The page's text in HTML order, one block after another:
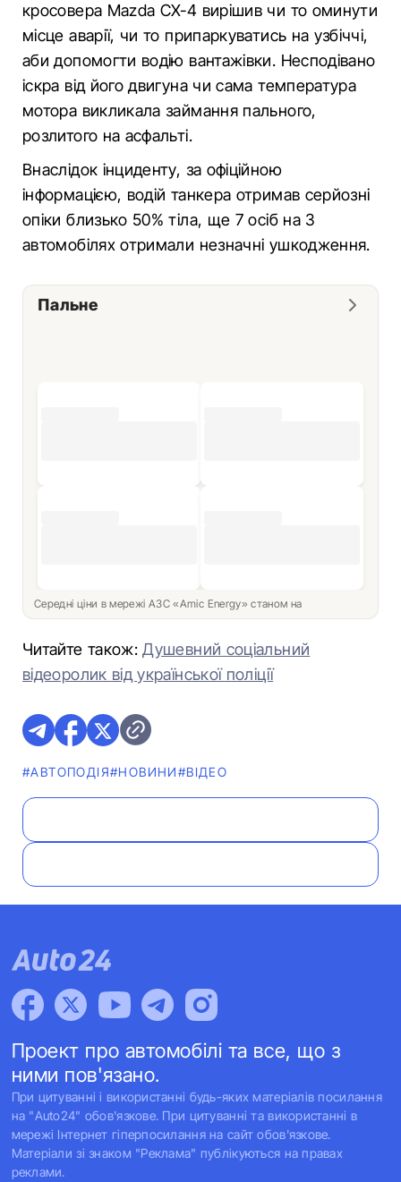
кросовера Mazda CX-4 вирішив чи то оминути
місце аварії, чи то припаркуватись на узбіччі,
аби допомогти водію вантажівки. Несподівано
іскра від його двигуна чи сама температура
мотора викликала займання пального,
розлитого на асфальті.
Внаслідок інциденту, за офіційною
інформацією, водій танкера отримав серйозні
опіки близько 50% тіла, ще 7 осіб на 3
автомобілях отримали незначні ушкодження.
Пальне
Середні ціни в мережі АЗС «Amic Energy» станом на
Читайте також:Душевний соціальний
відеоролик від української поліції
#АВТОПОДІЯ#НОВИНИ#ВІДЕО
Проект про автомобілі та все, що з
ними пов'язано.
При цитуванні і використанні будь-яких матеріалів посилання
на "Auto24" обов'язкове. При цитуванні та використанні в
мережі Інтернет гіперпосилання на сайт обов'язкове.
Матеріали зі знаком "Реклама" публікуються на правах
реклами.